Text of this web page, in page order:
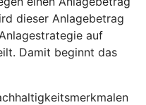
dieser Anlagebetrag
auf
Damit beginnt das